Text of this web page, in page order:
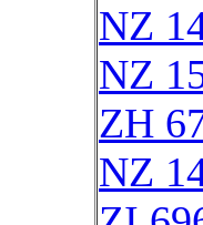
NZ
NZ
ZH
NZ